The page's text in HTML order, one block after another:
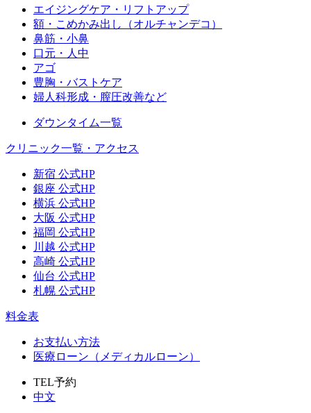
エイジングケア・リフトアップ
額・こめかみ出し（オルチャンデコ）
鼻筋・小鼻
口元・人中
アゴ
豊胸・バストケア
婦人科形成・膣圧改善など
ダウンタイム一覧
クリニック一覧・アクセス
新宿 公式HP
銀座 公式HP
横浜 公式HP
大阪 公式HP
福岡 公式HP
川越 公式HP
高崎 公式HP
仙台 公式HP
札幌 公式HP
料金表
お支払い方法
医療ローン（メディカルローン）
TEL予約
中文